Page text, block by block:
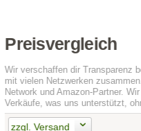
Preisvergleich
Wir verschaffen dir Transparenz
mit vielen Netzwerken
Network und Amazon-Partner.
Verkäufe, was uns unterstützt,
zzgl. Versand